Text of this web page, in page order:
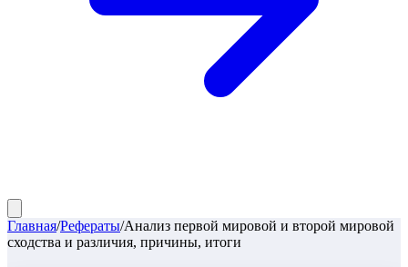
Главная/Рефераты/Анализ первой мировой и второй мировой
сходства и различия, причины, итоги